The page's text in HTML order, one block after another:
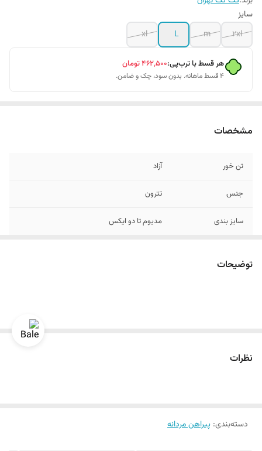
سایز
2xl
m
L
xl
هر قسط با ترب‌پی:۴۶۲٬۵۰۰تومان
۴ قسط ماهانه. بدون سود، چک و ضامن.
مشخصات
تن خور آزاد
جنس تترون
سایز بندی مدیوم تا دو ایکس
توضیحات
نظرات
دسته‌بندی: پیراهن مردانه